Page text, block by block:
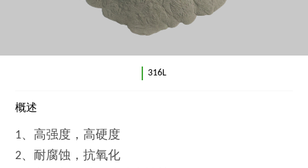
316L
概述
1、高强度，高硬度
2、耐腐蚀，抗氧化